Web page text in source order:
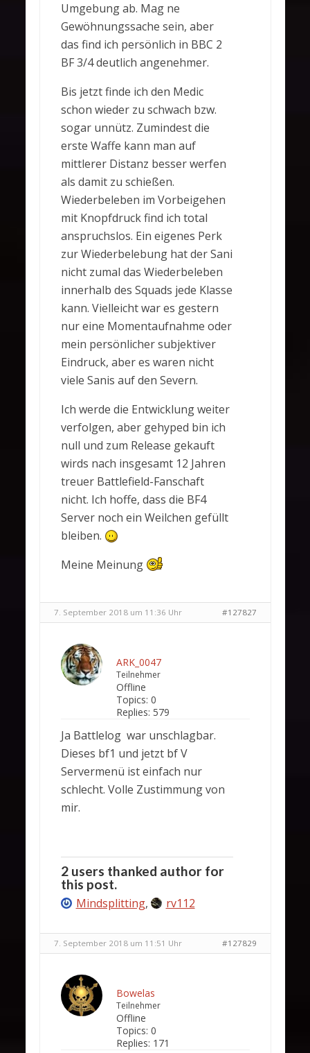
Umgebung ab. Mag ne
Gewöhnungssache sein, aber
das find ich persönlich in BBC 2
BF 3/4 deutlich angenehmer.
Bis jetzt finde ich den Medic
schon wieder zu schwach bzw.
sogar unnütz. Zumindest die
erste Waffe kann man auf
mittlerer Distanz besser werfen
als damit zu schießen.
Wiederbeleben im Vorbeigehen
mit Knopfdruck find ich total
anspruchslos. Ein eigenes Perk
zur Wiederbelebung hat der Sani
nicht zumal das Wiederbeleben
innerhalb des Squads jede Klasse
kann. Vielleicht war es gestern
nur eine Momentaufnahme oder
mein persönlicher subjektiver
Eindruck, aber es waren nicht
viele Sanis auf den Severn.
Ich werde die Entwicklung weiter
verfolgen, aber gehyped bin ich
null und zum Release gekauft
wirds nach insgesamt 12 Jahren
treuer Battlefield-Fanschaft
nicht. Ich hoffe, dass die BF4
Server noch ein Weilchen gefüllt
bleiben.
Meine Meinung
7. September 2018 um 11:36 Uhr #127827
ARK_0047
Teilnehmer
Offline
Topics: 0
Replies: 579
Ja Battlelog war unschlagbar.
Dieses bf1 und jetzt bf V
Servermenü ist einfach nur
schlecht. Volle Zustimmung von
mir.
2 users thanked author for
this post.
Mindsplitting, rv112
7. September 2018 um 11:51 Uhr #127829
Bowelas
Teilnehmer
Offline
Topics: 0
Replies: 171